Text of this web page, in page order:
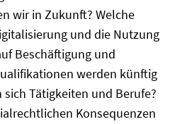
wir in Zukunft? Welche
und die Nutzung
Beschäftigung und
werden künftig
Tätigkeiten und Berufe?
Konsequenzen